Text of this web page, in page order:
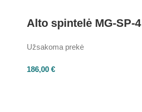
Alto spintelė MG-SP-4
Užsakoma prekė
186,00 €